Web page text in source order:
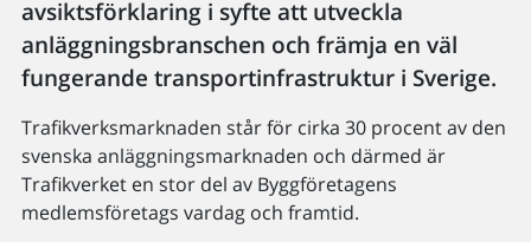
avsiktsförklaring i syfte att utveckla
anläggningsbranschen och främja en väl
fungerande transportinfrastruktur i Sverige.
Trafikverksmarknaden står för cirka 30 procent av den
svenska anläggningsmarknaden och därmed är
Trafikverket en stor del av Byggföretagens
medlemsföretags vardag och framtid.